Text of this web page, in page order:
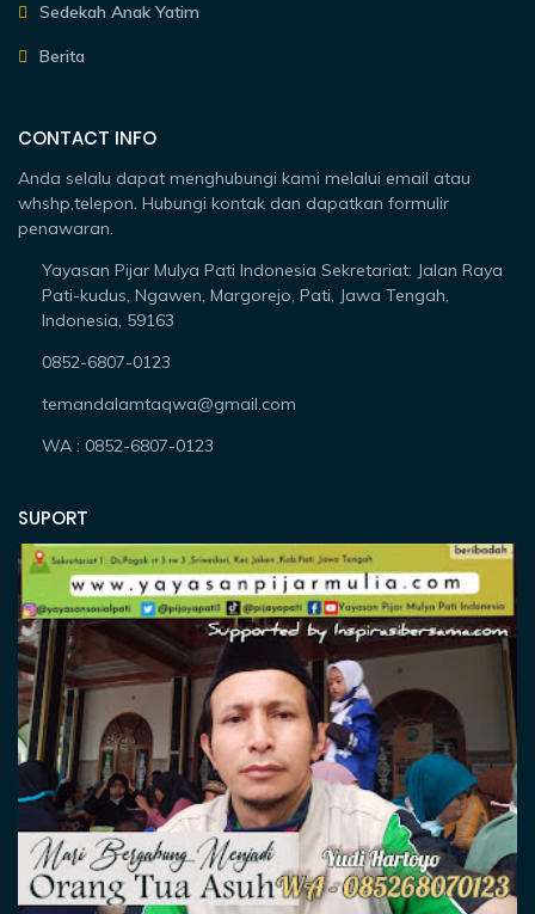
Sedekah Anak Yatim
Berita
CONTACT INFO
Anda selalu dapat menghubungi kami melalui email atau
whshp,telepon. Hubungi kontak dan dapatkan formulir
penawaran.
Yayasan Pijar Mulya Pati Indonesia Sekretariat: Jalan Raya
Pati-kudus, Ngawen, Margorejo, Pati, Jawa Tengah,
Indonesia, 59163
0852-6807-0123
temandalamtaqwa@gmail.com
WA : 0852-6807-0123
SUPORT